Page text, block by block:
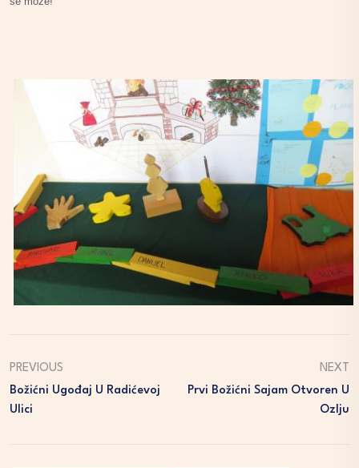
PREVIOUS
Božićni Ugođaj U Radićevoj
Ulici
NEXT
Prvi Božićni Sajam Otvoren U
Ozlju